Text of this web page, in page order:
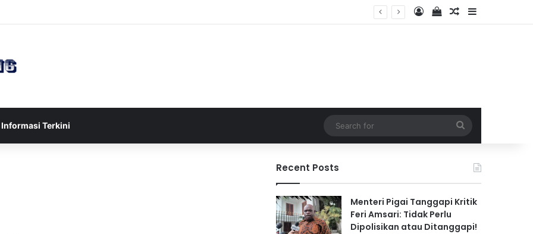
Log InView your
Random Article
Sidebar
Informasi Terkini
for
Recent Posts
Menteri Pigai Tanggapi Kritik
Feri Amsari: Tidak Perlu
Dipolisikan atau Ditanggapi!